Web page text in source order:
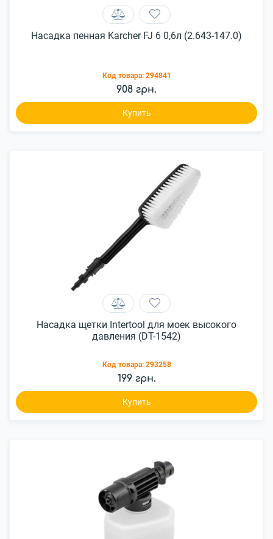
Насадка пенная Karcher FJ 6 0,6л (2.643-147.0)
Код товара: 294841
908 грн.
Купить
Насадка щетки Intertool для моек высокого
давления (DT-1542)
Код товара: 293258
199 грн.
Купить